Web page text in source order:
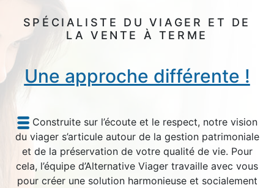
SPÉCIALISTE DU VIAGER ET DE
LA VENTE À TERME
Une approche différente !
Construite sur l’écoute et le respect, notre vision
du viager s’articule autour de la gestion patrimoniale
et de la préservation de votre qualité de vie. Pour
cela, l’équipe d’Alternative Viager travaille avec vous
pour créer une solution harmonieuse et socialement